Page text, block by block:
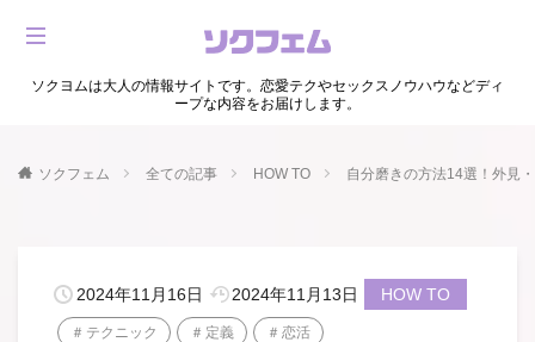
ソクヨムは大人の情報サイトです。恋愛テクやセックスノウハウなどディ
ープな内容をお届けします。
ソクフェム 全ての記事 HOW TO 自分磨きの方法14選！外見
2024年11月16日 2024年11月13日 HOW TO
テクニック 定義 恋活